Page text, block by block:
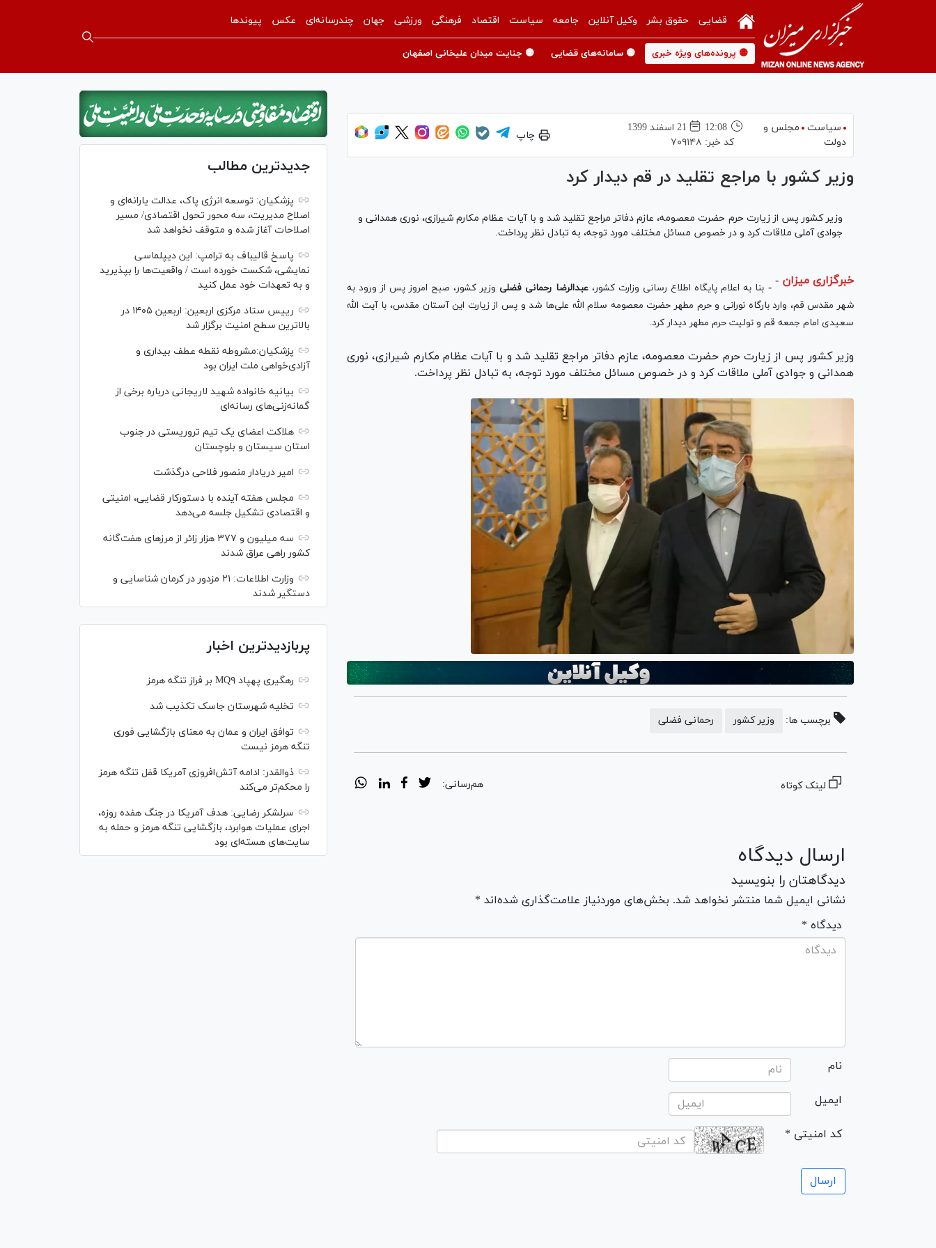
قضایی حقوق بشر وکیل آنلاین جامعه سیاست اقتصاد فرهنگی ورزشی جهان چندرسانه‌ای عکس پیوندها
🟡 پرونده‌های ویژه خبری 🟡 سامانه‌های قضایی 🟡 جنایت میدان علیخانی اصفهان
سیاست
مجلس و
دولت
12:08
21 اسفند 1399
کد خبر: ۷۰۹۱۴۸
چاپ
وزیر کشور با مراجع تقلید در قم دیدار کرد
وزیر کشور پس از زیارت حرم حضرت معصومه، عازم دفاتر مراجع تقلید شد و با آیات عظام مکارم شیرازی، نوری همدانی و
جوادی آملی ملاقات کرد و در خصوص مسائل مختلف مورد توجه، به تبادل نظر پرداخت.
خبرگزاری میزان -
-بنا به اعلام پایگاه اطلاع رسانی وزارت کشور،عبدالرضا رحمانی فضلی وزیر کشور، صبح امروز پس از ورود به
شهر مقدس قم، وارد بارگاه نورانی و حرم مطهر حضرت معصومه سلام الله علی‌ها شد و پس از زیارت این آستان مقدس، با آیت الله
سعیدی امام جمعه قم و تولیت حرم مطهر دیدار کرد.
وزیر کشور پس از زیارت حرم حضرت معصومه، عازم دفاتر مراجع تقلید شد و با آیات عظام مکارم شیرازی، نوری
همدانی و جوادی آملی ملاقات کرد و در خصوص مسائل مختلف مورد توجه، به تبادل نظر پرداخت.
برچسب ها: وزیر کشور رحمانی فضلی
لینک کوتاه هم‌رسانی:
ارسال دیدگاه
دیدگاهتان را بنویسید
نشانی ایمیل شما منتشر نخواهد شد. بخش‌های موردنیاز علامت‌گذاری شده‌اند *
* دیدگاه
نام
ایمیل
* کد امنیتی
جدیدترین مطالب
پزشکیان: توسعه انرژی پاک، عدالت یارانه‌ای و
اصلاح مدیریت، سه محور تحول اقتصادی/ مسیر
اصلاحات آغاز شده و متوقف نخواهد شد
پاسخ قالیباف به ترامپ: این دیپلماسی
نمایشی، شکست خورده است / واقعیت‌ها را بپذیرید
و به تعهدات خود عمل کنید
رییس ستاد مرکزی اربعین: اربعین ۱۴۰۵ در
بالاترین سطح امنیت برگزار شد
پزشکیان:مشروطه نقطه عطف بیداری و
آزادی‌خواهی ملت ایران بود
بیانیه خانواده شهید لاریجانی درباره برخی از
گمانه‌زنی‌های رسانه‌ای
هلاکت اعضای یک تیم تروریستی در جنوب
استان سیستان و بلوچستان
امیر دریادار منصور فلاحی درگذشت
مجلس هفته آینده با دستورکار قضایی، امنیتی
و اقتصادی تشکیل جلسه می‌دهد
سه میلیون و ۳۷۷ هزار زائر از مرز‌های هفت‌گانه
کشور راهی عراق شدند
وزارت اطلاعات: ۲۱ مزدور در کرمان شناسایی و
دستگیر شدند
پربازدیدترین اخبار
رهگیری پهپاد MQ۹ بر فراز تنگه هرمز
تخلیه شهرستان جاسک تکذیب شد
توافق ایران و عمان به معنای بازگشایی فوری
تنگه هرمز نیست
ذوالقدر: ادامه آتش‌افروزی آمریکا قفل تنگه هرمز
را محکم‌تر می‌کند
سرلشکر رضایی: هدف آمریکا در جنگ هفده روزه،
اجرای عملیات هوابرد، بازگشایی تنگه هرمز و حمله به
سایت‌های هسته‌ای بود